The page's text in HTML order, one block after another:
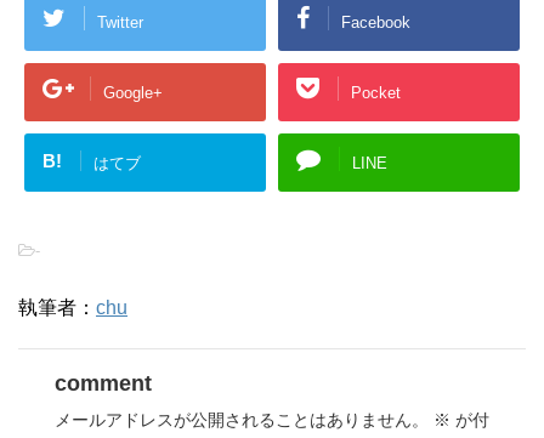
Twitter Facebook
Google+ Pocket
B! はてブ LINE
-
執筆者： chu
comment
メールアドレスが公開されることはありません。 ※ が付